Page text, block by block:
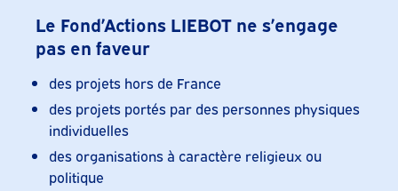
Le Fond’Actions LIEBOT ne s’engage
pas en faveur
des projets hors de France
des projets portés par des personnes physiques
individuelles
des organisations à caractère religieux ou
politique